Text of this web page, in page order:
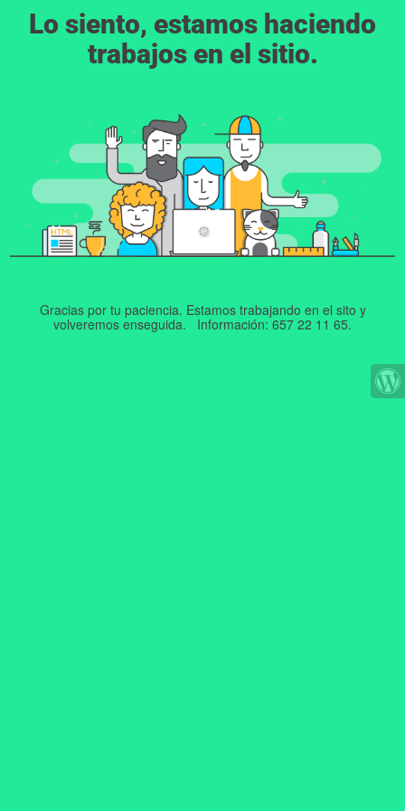
Lo siento, estamos haciendo
trabajos en el sitio.
Gracias por tu paciencia. Estamos trabajando en el sito y
volveremos enseguida. Información: 657 22 11 65.